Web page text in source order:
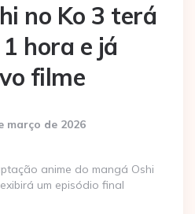
no Ko 3 terá
hora e já
filme
março de 2026
anime do mangá Oshi
um episódio final